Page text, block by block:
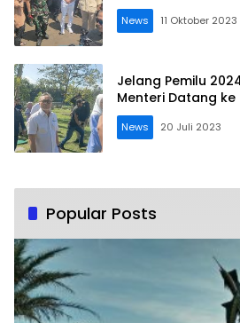
News 11 Oktober 2023
Jelang Pemilu
Menteri Datang
News 20 Juli 2023
Popular Posts